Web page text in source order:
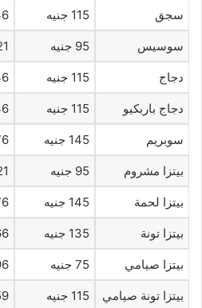
سجق 115 جنيه
سوسيس 95 جنيه
دجاج 115 جنيه
دجاج باربكيو 115 جنيه
سوبريم 145 جنيه
بيتزا مشروم 95 جنيه
بيتزا لحمة 145 جنيه
بيتزا تونة 135 جنيه
بيتزا صيامي 75 جنيه 96
بيتزا تونة صيامي 115 جنيه